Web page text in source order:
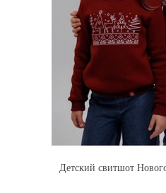
Детский свитшот